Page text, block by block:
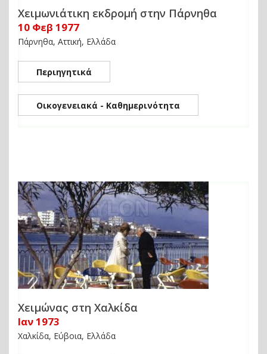
Χειμωνιάτικη εκδρομή στην Πάρνηθα
10 Φεβ 1977
Πάρνηθα, Αττική, Ελλάδα
Περιηγητικά
Οικογενειακά - Καθημερινότητα
Χειμώνας στη Χαλκίδα
Ιαν 1973
Χαλκίδα, Εύβοια, Ελλάδα